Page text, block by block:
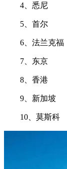
4、悉尼
5、首尔
6、法兰克福
7、东京
8、香港
9、新加坡
10、莫斯科